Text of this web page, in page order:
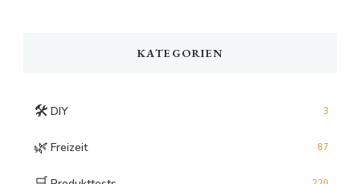
KATEGORIEN
🛠️ DIY 3
🌿 Freizeit 87